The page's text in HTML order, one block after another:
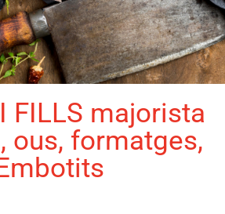
I FILLS majorista
ous, formatges,